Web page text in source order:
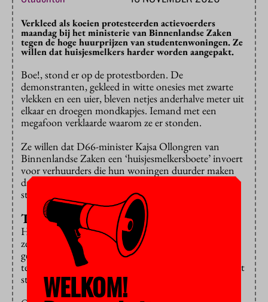
Verkleed als koeien protesteerden actievoerders
maandag bij het ministerie van Binnenlandse Zaken
tegen de hoge huurprijzen van studentenwoningen. Ze
willen dat huisjesmelkers harder worden aangepakt.
Boe!, stond er op de protestborden. De
demonstranten, gekleed in witte onesies met zwarte
vlekken en een uier, bleven netjes anderhalve meter uit
elkaar en droegen mondkapjes. Iemand met een
megafoon verklaarde waarom ze er stonden.
Ze willen dat D66-minister Kajsa Ollongren van
Binnenlandse Zaken een ‘huisjesmelkersboete’ invoert
voor verhuurders die hun woningen duurder maken
dan wettelijk is toegestaan. Daar staat nu in feite geen
straf op.
Terugstorten
Huurders kunnen naar de huurcommissie stappen als
ze te veel moeten betalen voor hun woning. Als ze
gelijk krijgen, moet de huisbaas dat deel van de huur
terugstorten. De actievoerders vinden de overheid niet
streng genoeg.
WELKOM!